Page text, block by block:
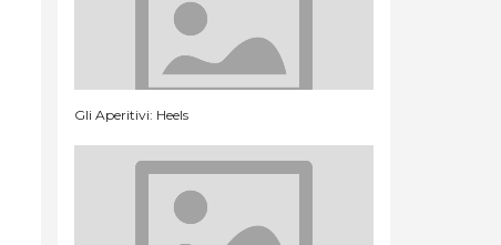
Gli Aperitivi: Heels